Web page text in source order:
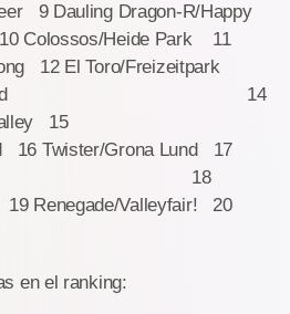
9 Dauling Dragon-R/Happy
Heide Park 11
12 El Toro/Freizeitpark
Toverland 14
15
16 Twister/Grona Lund 17
of Fun 18
19 Renegade/Valleyfair! 20
en el ranking: